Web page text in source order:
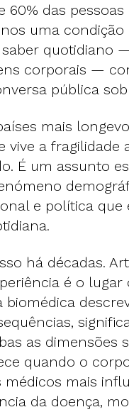
60% das
uma condição
saber quotidiano
corporais —
pública
mais
vive a fragilidade
É um assunto
e política que
há décadas.
é o lugar
biomédica
as dimensões
quando o
mais
da doença,